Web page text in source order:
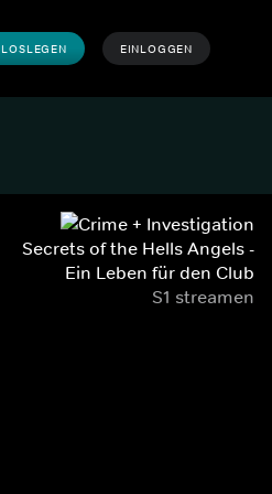
LOSLEGEN EINLOGGEN
Secrets of the Hells Angels -
Ein Leben für den Club
S1 streamen